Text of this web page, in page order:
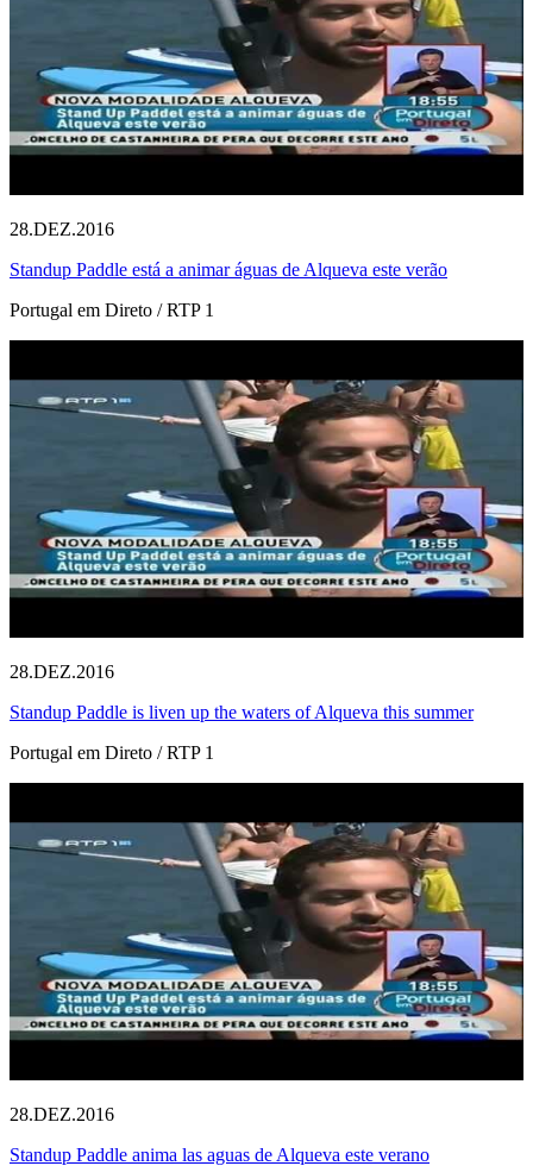
28.DEZ.2016
Standup Paddle está a animar águas de Alqueva este verão
Portugal em Direto / RTP 1
28.DEZ.2016
Standup Paddle is liven up the waters of Alqueva this summer
Portugal em Direto / RTP 1
28.DEZ.2016
Standup Paddle anima las aguas de Alqueva este verano